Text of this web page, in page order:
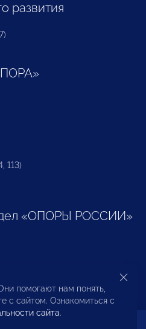
развития
113)
«ОПОРЫ РОССИИ»
предпринимателей и
помогают нам понять,
с сайтом. Ознакомиться с
сайта.